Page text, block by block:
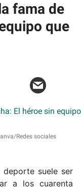
fama de
que
Redes sociales
suele ser
a los cuarenta